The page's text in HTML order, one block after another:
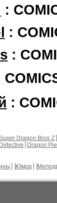
:
:
:
:
Dragon Bros Z
Dragon
Юмор